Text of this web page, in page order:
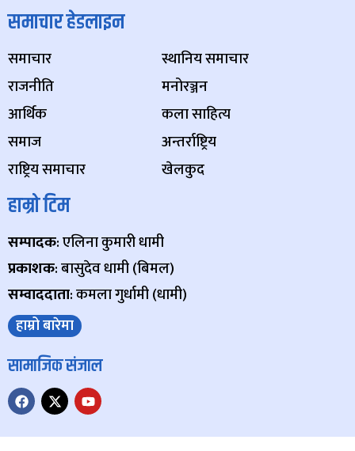
समाचार हेडलाइन
समाचार
राजनीति
आर्थिक
समाज
राष्ट्रिय समाचार
स्थानिय समाचार
मनोरञ्जन
कला साहित्य
अन्तर्राष्ट्रिय
खेलकुद
हाम्रो टिम
सम्पादक: एलिना कुमारी धामी
प्रकाशक: बासुदेव धामी (बिमल)
सम्वाददाता: कमला गुर्धामी (धामी)
हाम्रो बारेमा
सामाजिक संजाल